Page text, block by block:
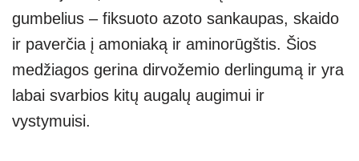
gumbelius – fiksuoto azoto sankaupas, skaido
ir paverčia į amoniaką ir aminorūgštis. Šios
medžiagos gerina dirvožemio derlingumą ir yra
labai svarbios kitų augalų augimui ir
vystymuisi.